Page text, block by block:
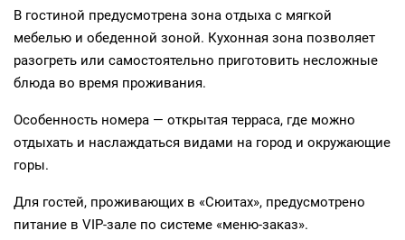
В гостиной предусмотрена зона отдыха с мягкой
мебелью и обеденной зоной. Кухонная зона позволяет
разогреть или самостоятельно приготовить несложные
блюда во время проживания.
Особенность номера — открытая терраса, где можно
отдыхать и наслаждаться видами на город и окружающие
горы.
Для гостей, проживающих в «Сюитах», предусмотрено
питание в VIP‑зале по системе «меню‑заказ».